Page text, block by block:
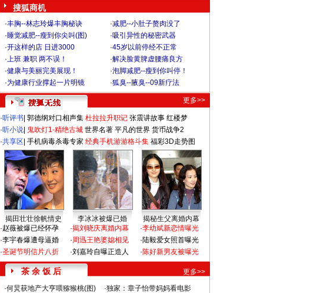
搜狐商机
·丰胸--林志玲爆丰胸秘诀 ·减肥--小肚子赘肉没了
·睡觉减肥--瘦到你尖叫(图) ·吸引异性的秘密武器
·开这样的店 日进3000 ·45岁以前停经不正常
·上班 兼职 两不误！ ·解决脸黄脾虚腰痛良方
·健康与美丽完美展现！ ·泡脚减肥--瘦到你叫停！
·为健康行业撑起一片明镜 ·狐臭--腋臭--09新疗法
更多>>
·听评书 郭德纲对口相声集 杜拉拉升职记 张震讲故事 红楼梦
·听小说 鬼吹灯1-精绝古城 世界名著 平凡的世界 货币战争2
·共享区 手机病毒杀毒专家 经典手机游游格斗集 福彩3D走势图
揭田壮壮徐帆情史 李冰冰被爆已婚
揭秘生父离婚内幕
·赵薇被爆已经怀孕
·李宇春爆遭母逼婚
·圣诞节明信片八折
·揭刘晓庆离婚内幕
·周迅王艳婆媳相见
·刘嘉玲自曝正造人
·李幼斌新恋情曝光
·陆毅爱女照首曝光
·陈好新男友被曝光
茶 余 饭 后
更多>>
·何炅获地产大亨喂猕猴桃(图) ·独家：章子怡带妈妈看电影